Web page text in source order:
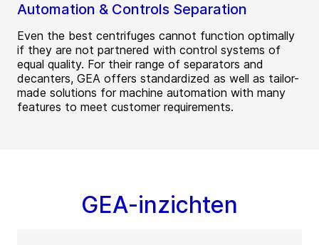
Automation & Controls Separation
Even the best centrifuges cannot function optimally
if they are not partnered with control systems of
equal quality. For their range of separators and
decanters, GEA offers standardized as well as tailor-
made solutions for machine automation with many
features to meet customer requirements.
GEA-inzichten